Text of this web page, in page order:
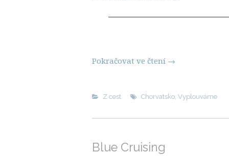
Pokračovat ve čtení →
Z cest Chorvatsko, Vyplouváme
Blue Cruising